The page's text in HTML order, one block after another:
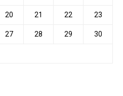
20 21 22 23
27 28 29 30